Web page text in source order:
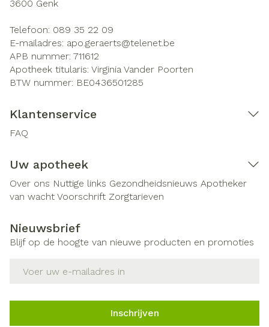
3600 Genk
Telefoon: 089 35 22 09
E-mailadres: apo.geraerts@telenet.be
APB nummer: 711612
Apotheek titularis: Virginia Vander Poorten
BTW nummer: BE0436501285
Klantenservice
FAQ
Uw apotheek
Over ons Nuttige links Gezondheidsnieuws Apotheker
van wacht Voorschrift Zorgtarieven
Nieuwsbrief
Blijf op de hoogte van nieuwe producten en promoties
Inschrijven